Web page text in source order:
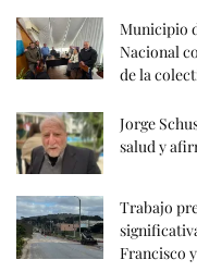
Municipio
Nacional
de la
Jorge
salud y
Trabajo
Francisco